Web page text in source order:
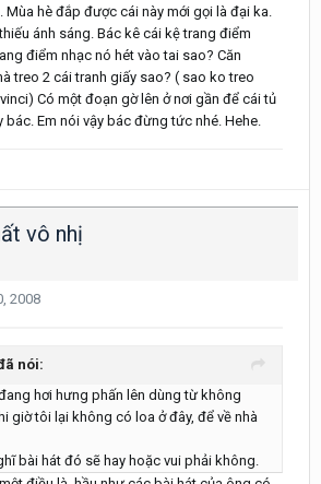
Mùa hè đắp được cái này mới gọi là đại ka.
ánh sáng. Bác kê cái kệ trang điểm
điểm nhạc nó hét vào tai sao? Căn
treo 2 cái tranh giấy sao? ( sao ko treo
Có một đoạn gờ lên ở nơi gần để cái tủ
bác. Em nói vậy bác đừng tức nhé. Hehe.
vô nhị
2008
nói:
hơi hưng phấn lên dùng từ không
giờ tôi lại không có loa ở đây, để về nhà
bài hát đó sẽ hay hoặc vui phải không.